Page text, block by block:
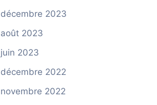
décembre 2023
août 2023
juin 2023
décembre 2022
novembre 2022